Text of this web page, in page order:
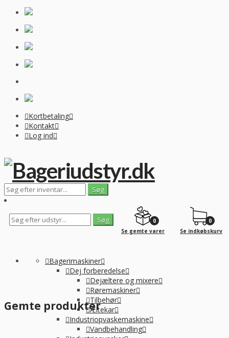
Kortbetaling
Kontakt
Log ind
0
Se gemte varer
0
Se indkøbskurv
Bagerimaskiner
Dej forberedelse
Dejæltere og mixere
Røremaskiner
Tilbehør
Æltekar
Industriopvaskemaskine
Vandbehandling
Gemte produkter